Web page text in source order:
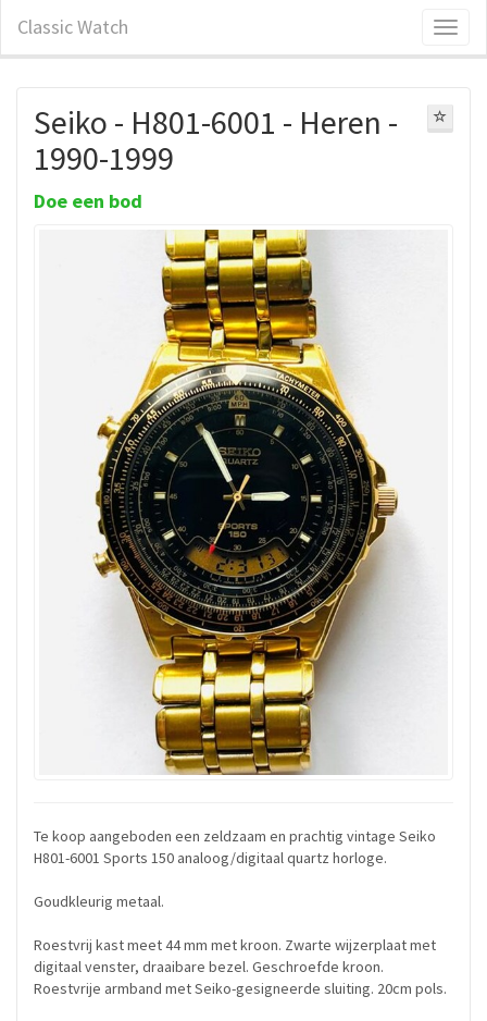
Classic Watch
Seiko - H801-6001 - Heren -
1990-1999
Doe een bod
Te koop aangeboden een zeldzaam en prachtig vintage Seiko
H801-6001 Sports 150 analoog/digitaal quartz horloge.
Goudkleurig metaal.
Roestvrij kast meet 44 mm met kroon. Zwarte wijzerplaat met
digitaal venster, draaibare bezel. Geschroefde kroon.
Roestvrije armband met Seiko-gesigneerde sluiting. 20cm pols.